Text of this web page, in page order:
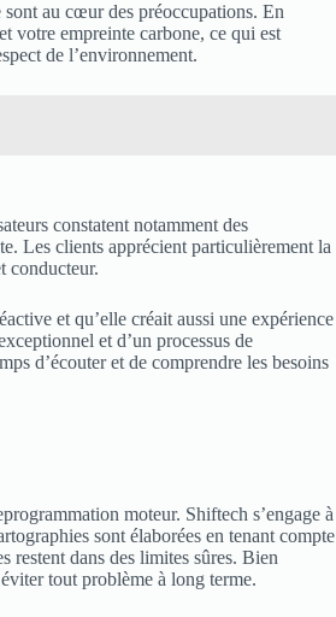
au cœur des préoccupations. En
votre empreinte carbone, ce qui est
de l’environnement.
constatent notamment des
Les clients apprécient particulièrement la
conducteur.
et qu’elle créait aussi une expérience
et d’un processus de
d’écouter et de comprendre les besoins
moteur. Shiftech s’engage à
sont élaborées en tenant compte
restent dans des limites sûres. Bien
tout problème à long terme.